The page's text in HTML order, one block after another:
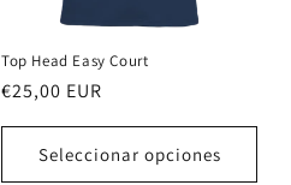
Top Head Easy Court
Precio
€25,00 EUR
Seleccionar opciones